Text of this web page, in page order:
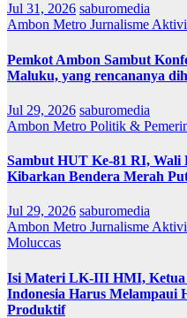
Jul 31, 2026 saburomedia
Ambon Metro Jurnalisme
Pemkot Ambon Sambut
Maluku, yang rencananya
Jul 29, 2026 saburomedia
Ambon Metro Politik &
Sambut HUT Ke-81 RI, Wali
Kibarkan Bendera Merah
Jul 29, 2026 saburomedia
Ambon Metro Jurnalisme
Moluccas
Isi Materi LK-III HMI, Ketua
Indonesia Harus Melampaui
Produktif